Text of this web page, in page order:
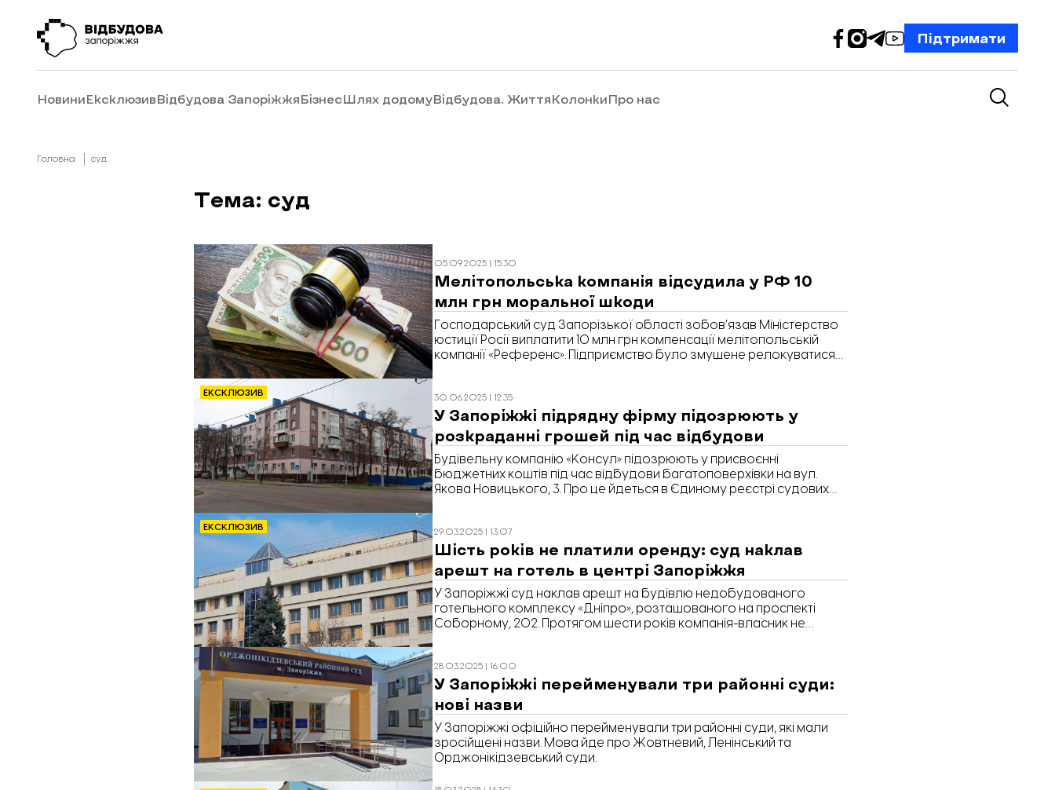
Підтримати
НовиниЕксклюзивВідбудова ЗапоріжжяБізнесШлях додомуВідбудова. ЖиттяКолонкиПро нас
Головна суд
Тема: суд
05.09.2025 | 15:30
Мелітопольська компанія відсудила у РФ 10
млн грн моральної шкоди
Господарський суд Запорізької області зобов’язав Міністерство
юстиції Росії виплатити 10 млн грн компенсації мелітопольській
компанії «Референс». Підприємство було змушене релокуватися
ЕКСКЛЮЗИВ 30.06.2025 | 12:35
У Запоріжжі підрядну фірму підозрюють у
розкраданні грошей під час відбудови
Будівельну компанію «Консул» підозрюють у присвоєнні
бюджетних коштів під час відбудови багатоповерхівки на вул.
Якова Новицького, 3. Про це йдеться в Єдиному реєстрі судових
ЕКСКЛЮЗИВ 29.03.2025 | 13:07
Шість років не платили оренду: суд наклав
арешт на готель в центрі Запоріжжя
У Запоріжжі суд наклав арешт на будівлю недобудованого
готельного комплексу «Дніпро», розташованого на проспекті
Соборному, 202. Протягом шести років компанія-власник не
користувалась нею незаконно. «Відбудова. Запоріжжя»
розповідає деталі справи та як зараз виглядає недобудований
готель.
28.03.2025 | 16:00
У Запоріжжі перейменували три районні суди:
нові назви
У Запоріжжі офіційно перейменували три районні суди, які мали
зросійщені назви. Мова йде про Жовтневий, Ленінський та
Орджонікідзевський суди.